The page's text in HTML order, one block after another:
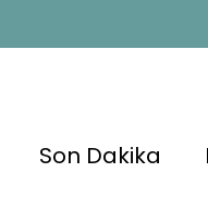
Son Dakika